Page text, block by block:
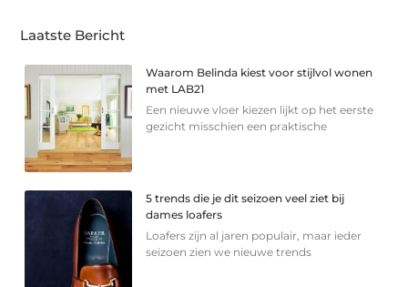
Laatste Bericht
Waarom Belinda kiest voor stijlvol wonen
met LAB21
Een nieuwe vloer kiezen lijkt op het eerste
gezicht misschien een praktische
5 trends die je dit seizoen veel ziet bij
dames loafers
Loafers zijn al jaren populair, maar ieder
seizoen zien we nieuwe trends